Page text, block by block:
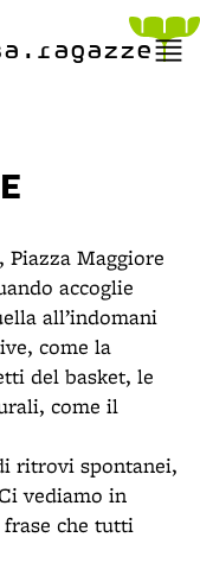
e
Piazza Maggiore
accoglie
all’indomani
come la
del basket, le
come il
ritrovi spontanei,
vediamo in
frase che tutti